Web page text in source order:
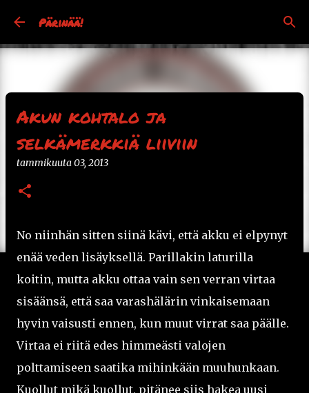
Pärinää!
Akun kohtalo ja
selkämerkkiä liiviin
tammikuuta 03, 2013
No niinhän sitten siinä kävi, että akku ei elpynyt
enää veden lisäyksellä. Parillakin laturilla
koitin, mutta akku ottaa vain sen verran virtaa
sisäänsä, että saa varashälärin vinkaisemaan
hyvin vaisusti ennen, kun muut virrat saa päälle.
Virtaa ei riitä edes himmeästi valojen
polttamiseen saatika mihinkään muuhunkaan.
Kuollut mikä kuollut, pitänee siis hakea uusi